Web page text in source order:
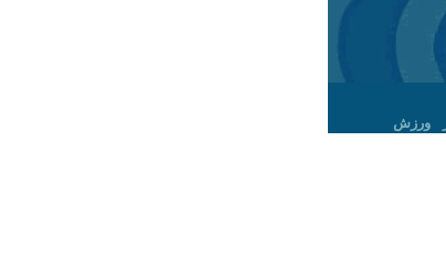
ورزش